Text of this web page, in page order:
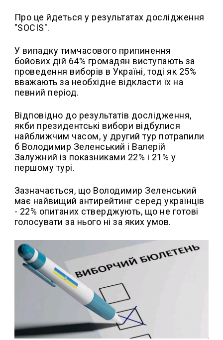
Про це йдеться у результатах дослідження
"SOCIS".
У випадку тимчасового припинення
бойових дій 64% громадян виступають за
проведення виборів в Україні, тоді як 25%
вважають за необхідне відкласти їх на
певний період.
Відповідно до результатів дослідження,
якби президентські вибори відбулися
найближчим часом, у другий тур потрапили
б Володимир Зеленський і Валерій
Залужний із показниками 22% і 21% у
першому турі.
Зазначається, що Володимир Зеленський
має найвищий антирейтинг серед українців
- 22% опитаних стверджують, що не готові
голосувати за нього ні за яких умов.